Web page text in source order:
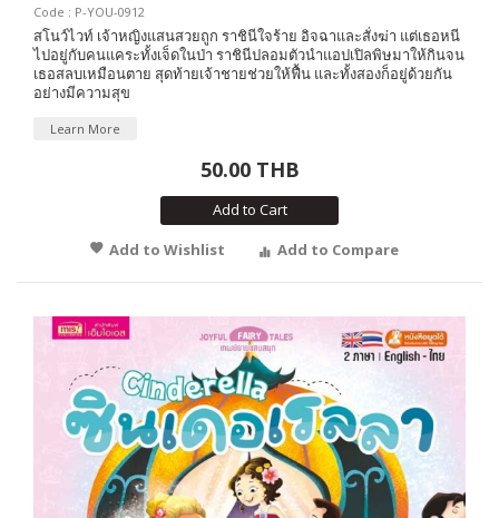
Code : P-YOU-0912
สโนว์ไวท์ เจ้าหญิงแสนสวยถูก ราชินีใจร้าย อิจฉาและสั่งฆ่า แต่เธอหนี
ไปอยู่กับคนแคระทั้งเจ็ดในป่า ราชินีปลอมตัวนำแอปเปิลพิษมาให้กินจน
เธอสลบเหมือนตาย สุดท้ายเจ้าชายช่วยให้ฟื้น และทั้งสองก็อยู่ด้วยกัน
อย่างมีความสุข
Learn More
50.00 THB
Add to Cart
Add to Wishlist
Add to Compare